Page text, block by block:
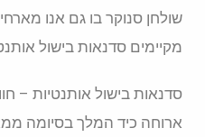
שולחן סנוקר בו גם אנו
מקיימים סדנאות בישול
סדנאות בישול אותנטיות –
ארוחה כיד המלך בסיומה